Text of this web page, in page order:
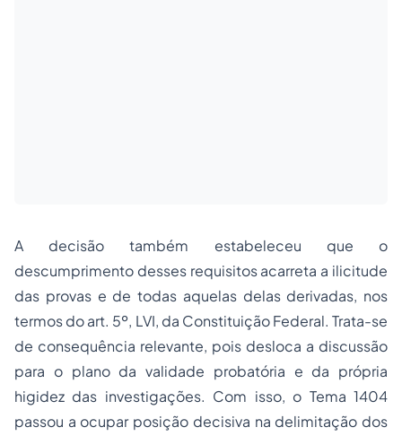
A decisão também estabeleceu que o
descumprimento desses requisitos acarreta a ilicitude
das provas e de todas aquelas delas derivadas, nos
termos do art. 5º, LVI, da Constituição Federal. Trata-se
de consequência relevante, pois desloca a discussão
para o plano da validade probatória e da própria
higidez das investigações. Com isso, o Tema 1404
passou a ocupar posição decisiva na delimitação dos